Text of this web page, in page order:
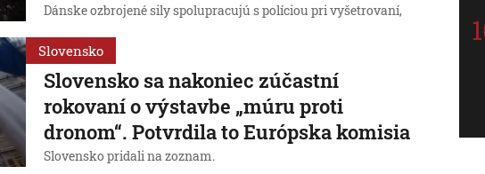
Dánske ozbrojené sily spolupracujú s políciou pri vyšetrovaní,
Slovensko
Slovensko sa nakoniec zúčastní
rokovaní o výstavbe „múru proti
dronom“. Potvrdila to Európska komisia
Slovensko pridali na zoznam.